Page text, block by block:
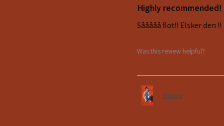
Highly recommended!
Sååååå flot!! Elsker den !!
Was this review helpful?
Etnico